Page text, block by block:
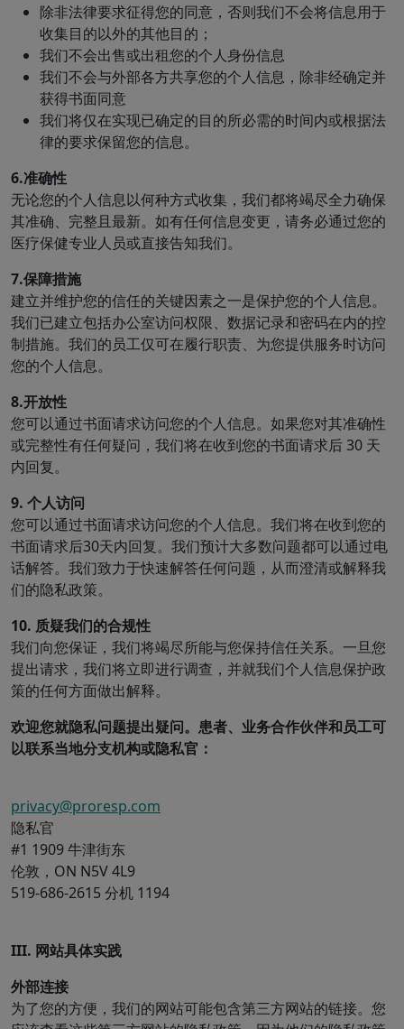
除非法律要求征得您的同意，否则我们不会将信息用于
收集目的以外的其他目的；
我们不会出售或出租您的个人身份信息
我们不会与外部各方共享您的个人信息，除非经确定并
获得书面同意
我们将仅在实现已确定的目的所必需的时间内或根据法
律的要求保留您的信息。
6.准确性
无论您的个人信息以何种方式收集，我们都将竭尽全力确保
其准确、完整且最新。如有任何信息变更，请务必通过您的
医疗保健专业人员或直接告知我们。
7.保障措施
建立并维护您的信任的关键因素之一是保护您的个人信息。
我们已建立包括办公室访问权限、数据记录和密码在内的控
制措施。我们的员工仅可在履行职责、为您提供服务时访问
您的个人信息。
8.开放性
您可以通过书面请求访问您的个人信息。如果您对其准确性
或完整性有任何疑问，我们将在收到您的书面请求后 30 天
内回复。
9. 个人访问
您可以通过书面请求访问您的个人信息。我们将在收到您的
书面请求后30天内回复。我们预计大多数问题都可以通过电
话解答。我们致力于快速解答任何问题，从而澄清或解释我
们的隐私政策。
10. 质疑我们的合规性
我们向您保证，我们将竭尽所能与您保持信任关系。一旦您
提出请求，我们将立即进行调查，并就我们个人信息保护政
策的任何方面做出解释。
欢迎您就隐私问题提出疑问。患者、业务合作伙伴和员工可
以联系当地分支机构或隐私官：
privacy@proresp.com
隐私官
#1 1909 牛津街东
伦敦，ON N5V 4L9
519-686-2615 分机 1194
III. 网站具体实践
外部连接
为了您的方便，我们的网站可能包含第三方网站的链接。您